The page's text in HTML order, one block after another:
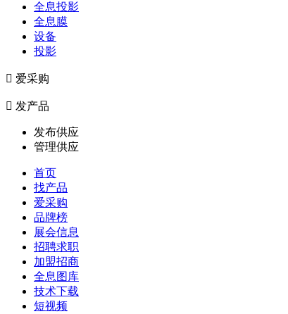
全息投影
全息膜
设备
投影
 爱采购
 发产品
发布供应
管理供应
首页
找产品
爱采购
品牌榜
展会信息
招聘求职
加盟招商
全息图库
技术下载
短视频